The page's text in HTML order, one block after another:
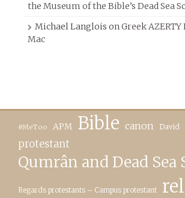
the Museum of the Bible’s Dead Sea
Michael Langlois onGreek AZERTY
Mac
#MeToo APM Bible canon David
protestant
Qumrân and Dead Sea
Regards protestants – Campus protestant